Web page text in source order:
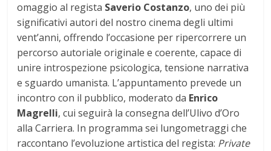
omaggio al regista Saverio Costanzo, uno dei più
significativi autori del nostro cinema degli ultimi
vent’anni, offrendo l’occasione per ripercorrere un
percorso autoriale originale e coerente, capace di
unire introspezione psicologica, tensione narrativa
e sguardo umanista. L’appuntamento prevede un
incontro con il pubblico, moderato da Enrico
Magrelli, cui seguirà la consegna dell’Ulivo d’Oro
alla Carriera. In programma sei lungometraggi che
raccontano l’evoluzione artistica del regista: Private